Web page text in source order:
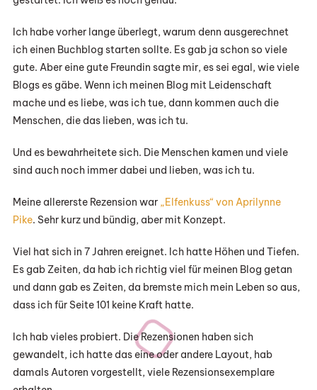
Ich habe vorher lange überlegt, warum denn ausgerechnet
ich einen Buchblog starten sollte. Es gab ja schon so viele
gute. Aber eine gute Freundin sagte mir, es sei egal, wie viele
Blogs es gäbe. Wenn ich meinen Blog mit Leidenschaft
mache und es liebe, was ich tue, dann kommen auch die
Menschen, die das lieben, was ich tu.
Und es bewahrheitete sich. Die Menschen kamen und viele
sind auch noch immer dabei und lieben, was ich tu.
Meine allererste Rezension war „Elfenkuss“ von Aprilynne
Pike. Sehr kurz und bündig, aber mit Konzept.
Viel hat sich in 7 Jahren ereignet. Ich hatte Höhen und Tiefen.
Es gab Zeiten, da hab ich richtig viel für meinen Blog getan
und dann gab es Zeiten, da bremste mich mein Leben so aus,
dass ich für Seite 101 keine Kraft hatte.
Ich hab vieles probiert. Die Rezensionen haben sich
gewandelt, ich hatte das eine oder andere Layout, hab
damals Autoren vorgestellt, viele Rezensionsexemplare